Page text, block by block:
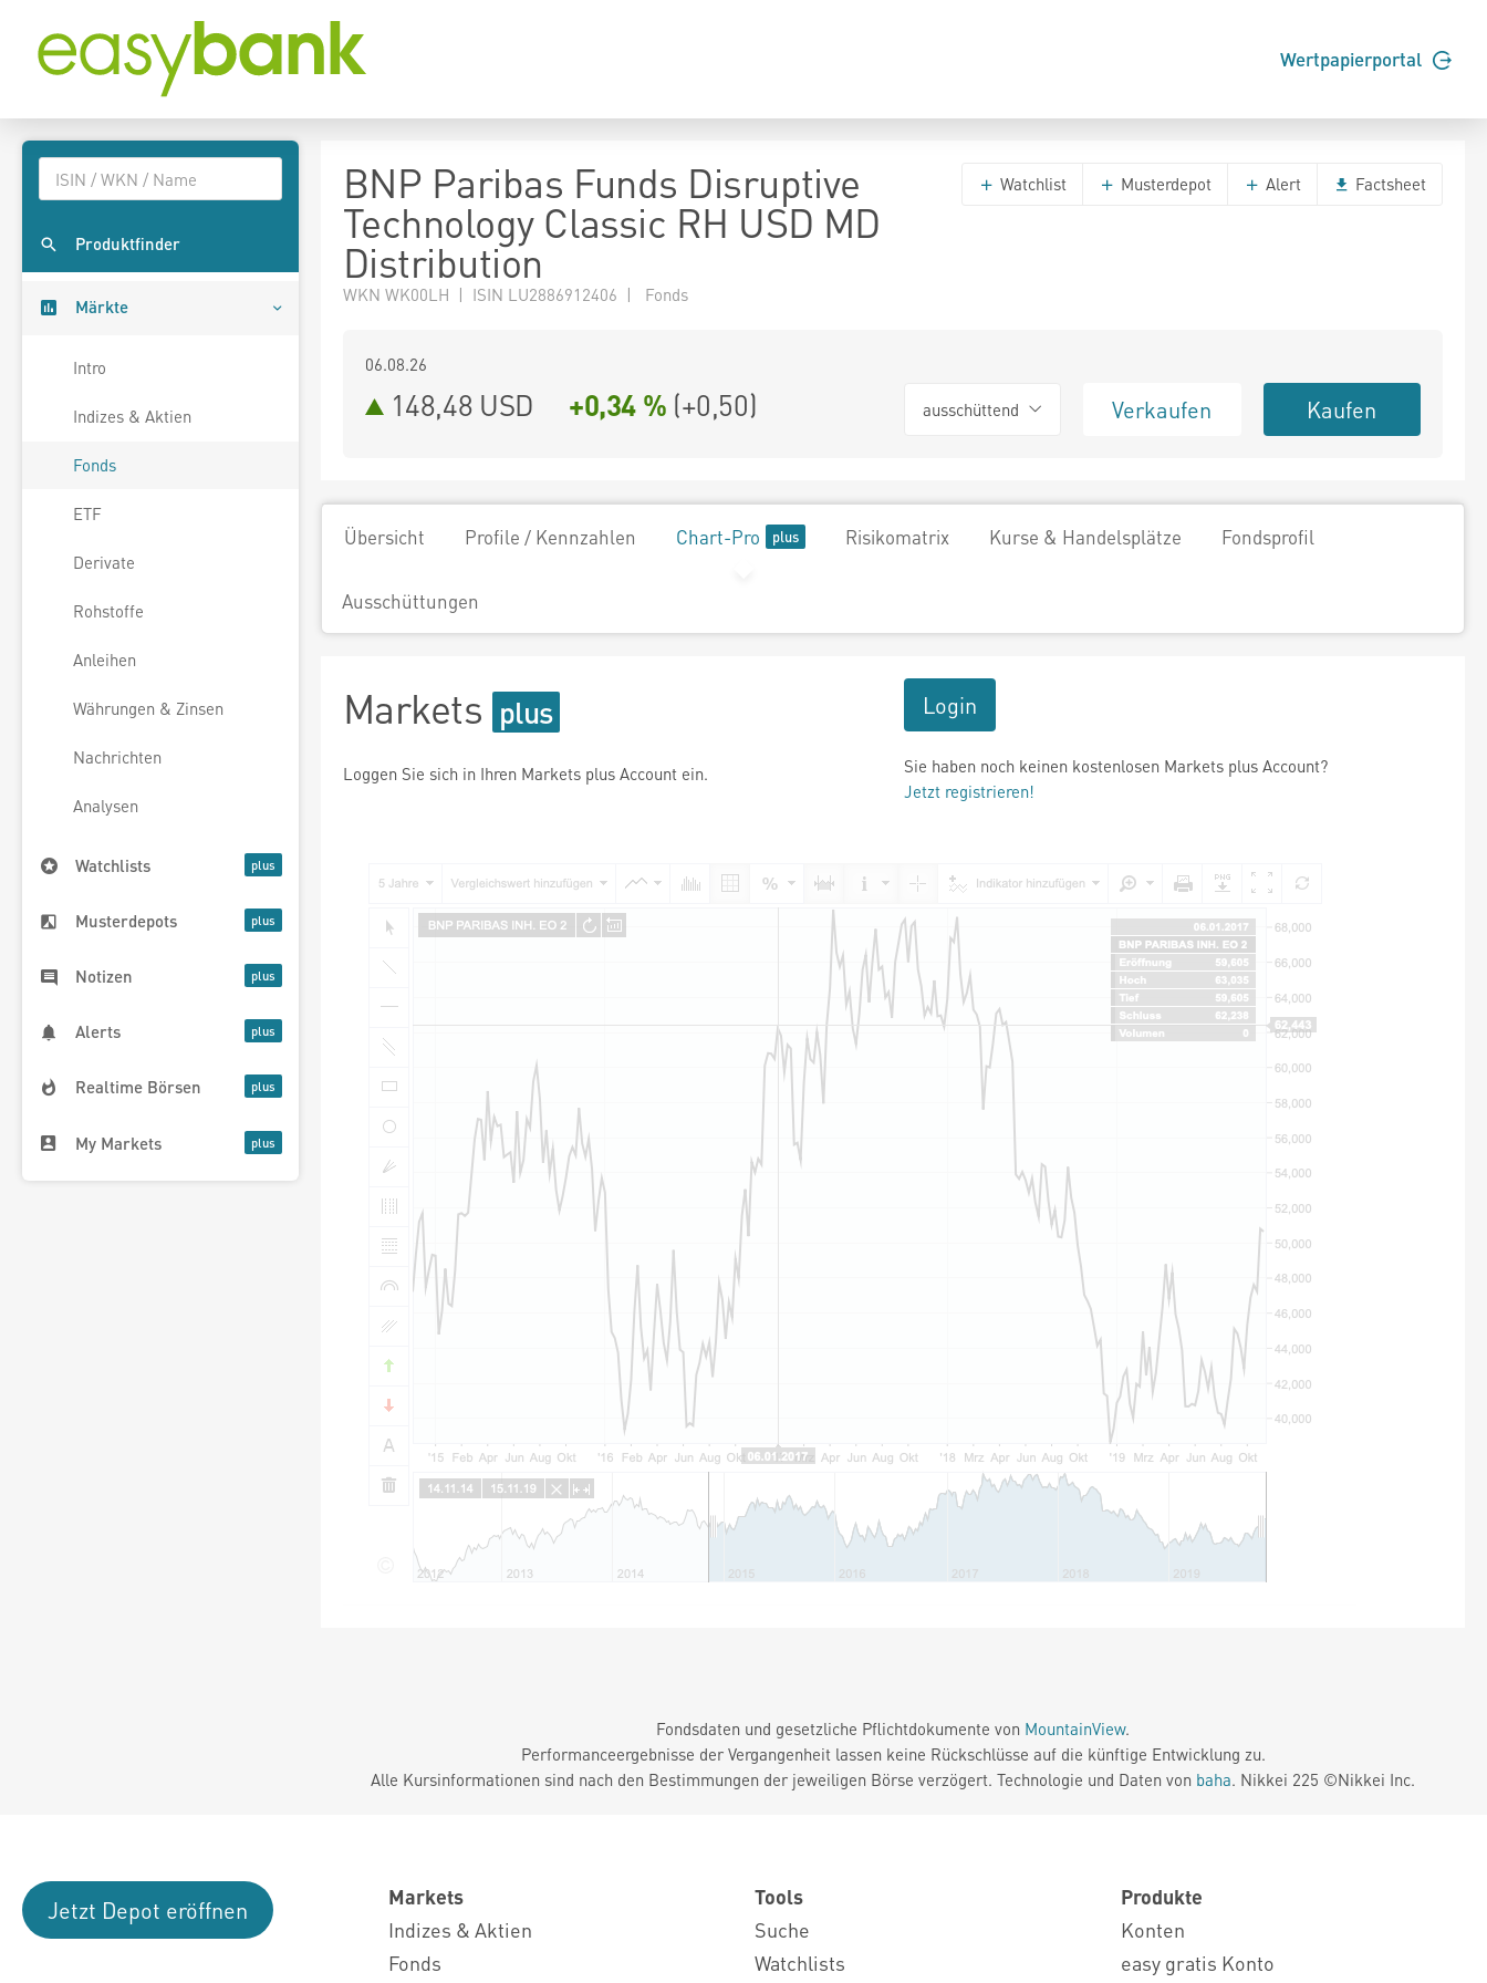
Wertpapierportal
Produktfinder
Märkte
Intro
Indizes & Aktien
Fonds
ETF
Derivate
Rohstoffe
Anleihen
Währungen & Zinsen
Nachrichten
Analysen
Watchlists
Musterdepots
Notizen
Alerts
Realtime Börsen
My Markets
BNP Paribas Funds Disruptive
Technology Classic RH USD MD
Distribution
WKN WK00LH | ISIN LU2886912406 | Fonds
Watchlist Musterdepot Alert Factsheet
06.08.26
148,48 USD +0,34 % (+0,50) ausschüttend Verkaufen Kaufen
Übersicht Profile / Kennzahlen Chart-Pro Risikomatrix Kurse & Handelsplätze Fondsprofil
Ausschüttungen
Markets
Loggen Sie sich in Ihren Markets plus Account ein.
Login
Sie haben noch keinen kostenlosen Markets plus Account?
Jetzt registrieren!
Fondsdaten und gesetzliche Pflichtdokumente von MountainView.
Performanceergebnisse der Vergangenheit lassen keine Rückschlüsse auf die künftige Entwicklung zu.
Alle Kursinformationen sind nach den Bestimmungen der jeweiligen Börse verzögert. Technologie und Daten von baha. Nikkei 225 ©Nikkei Inc.
Jetzt Depot eröffnen
Markets
Indizes & Aktien
Fonds
Tools
Suche
Watchlists
Produkte
Konten
easy gratis Konto